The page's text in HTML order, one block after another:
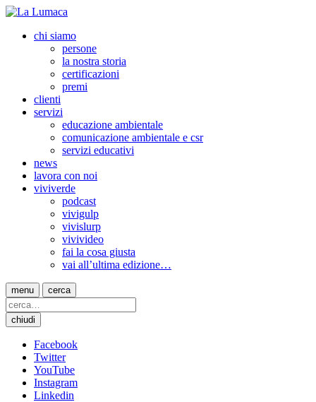
chi siamo
persone
la nostra storia
certificazioni
premi
clienti
servizi
educazione ambientale
comunicazione ambientale e csr
servizi educativi
news
lavora con noi
viviverde
podcast
vivigulp
vivislurp
vivivideo
fai la cosa giusta
vai all’ultima edizione…
menu cerca
chiudi
Facebook
Twitter
YouTube
Instagram
Linkedin